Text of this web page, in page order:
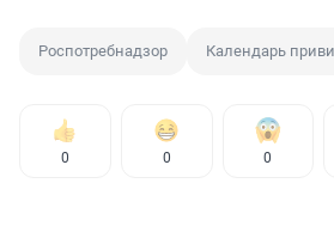
Роспотребнадзор Календарь
0 0 0